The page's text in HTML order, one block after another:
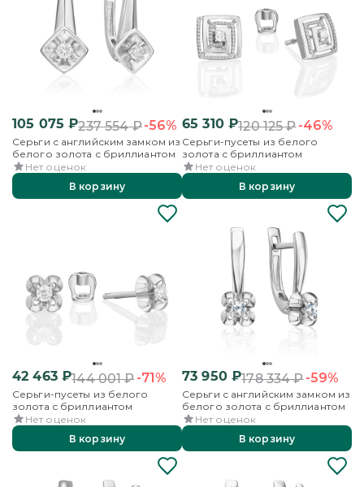
105 075 ₽237 554₽-56%
Серьги с английским замком из
белого золота с бриллиантом
Нет оценок
В корзину
65 310₽120 125₽-46%
Серьги-пусеты из белого
золота с бриллиантом
Нет оценок
В корзину
42 463₽144 001₽-71%
Серьги-пусеты из белого
золота с бриллиантом
Нет оценок
В корзину
73 950₽178 334₽-59%
Серьги с английским замком из
белого золота с бриллиантом
Нет оценок
В корзину